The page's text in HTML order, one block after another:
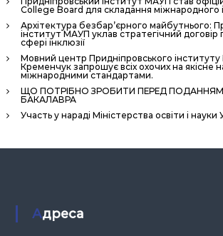
College Board для складання міжнародного
Архітектура безбар’єрного майбутнього:
інститут МАУП уклав стратегічний договір
сфері інклюзії
Мовний центр Придніпровського
Кременчук запрошує всіх охочих на якісне
міжнародними стандартами.
ЩО ПОТРІБНО ЗРОБИТИ ПЕРЕД
БАКАЛАВРА
Участь у нараді Міністерства освіти і науки
Адреса